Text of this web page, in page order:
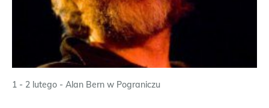
1 - 2 lutego - Alan Bern w Pograniczu